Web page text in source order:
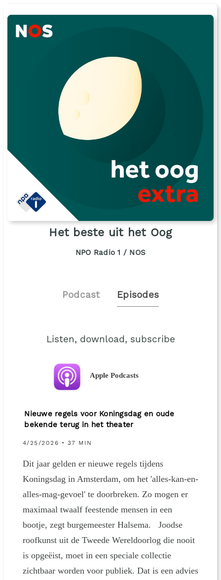
Het beste uit het Oog
NPO Radio 1 / NOS
Podcast Episodes
Listen, download, subscribe
Apple Podcasts
Nieuwe regels voor Koningsdag en oude
bekende terug in het theater
4/25/2026 • 37 MIN
Dit jaar gelden er nieuwe regels tijdens
Koningsdag in Amsterdam, om het 'alles-kan-en-
alles-mag-gevoel' te doorbreken. Zo mogen er
maximaal twaalf feestende mensen in een
bootje, zegt burgemeester Halsema. Joodse
roofkunst uit de Tweede Wereldoorlog die nooit
is opgeëist, moet in een speciale collectie
zichtbaar worden voor publiek. Dat is een advies